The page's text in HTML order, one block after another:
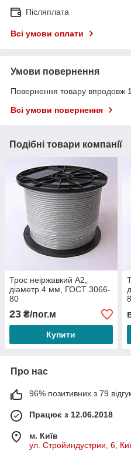
Післяплата
Всі умови оплати
Умови повернення
Повернення товару впродовж
Всі умови повернення
Подібні товари компанії
Трос неіржавкий А2,
діаметр 4 мм, ГОСТ 3066-
80
23 ₴/пог.м
Купити
Про нас
96% позитивних з 79
Працює з 12.06.2018
м. Київ
ул. Стройиндустрии, 6,